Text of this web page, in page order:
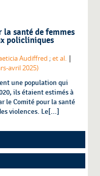
la santé de femmes
policliniques
Audiffred ;et al. |
avril 2025)
une population qui
ils étaient estimés à
le Comité pour la santé
violences. Le[...]